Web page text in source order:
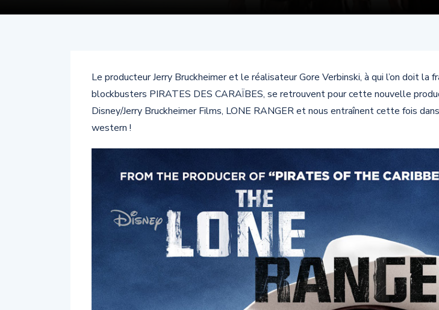
Le producteur Jerry Bruckheimer et le réalisateur Gore Verbinski, à qui l’on doit la
blockbusters PIRATES DES CARAÏBES, se retrouvent pour cette nouvelle
Disney/Jerry Bruckheimer Films, LONE RANGER et nous entraînent cette fois dans
western !